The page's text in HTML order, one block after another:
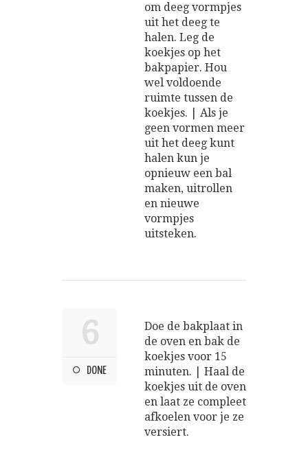
om deeg vormpjes
uit het deeg te
halen. Leg de
koekjes op het
bakpapier. Hou
wel voldoende
ruimte tussen de
koekjes. | Als je
geen vormen meer
uit het deeg kunt
halen kun je
opnieuw een bal
maken, uitrollen
en nieuwe
vormpjes
uitsteken.
6
DONE
Doe de bakplaat in
de oven en bak de
koekjes voor 15
minuten. | Haal de
koekjes uit de oven
en laat ze compleet
afkoelen voor je ze
versiert.